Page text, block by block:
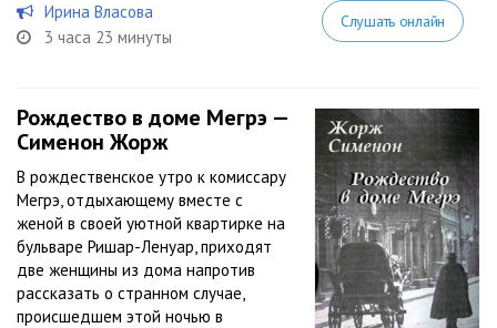
Ирина Власова
3 часа 23 минуты
Слушать онлайн
Рождество в доме Мегрэ —
Сименон Жорж
В рождественское утро к комиссару
Мегрэ, отдыхающему вместе с
женой в своей уютной квартирке на
бульваре Ришар-Ленуар, приходят
две женщины из дома напротив
рассказать о странном случае,
происшедшем этой ночью в